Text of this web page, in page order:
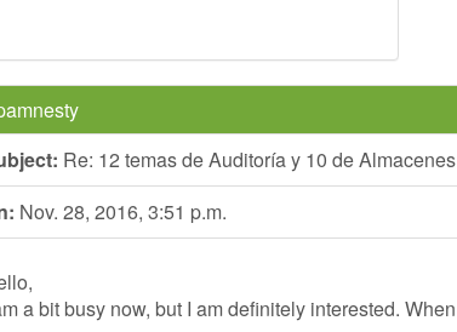
Re: 12 temas de Auditoría y 10 de Almacenes
Nov. 28, 2016, 3:51 p.m.
a bit busy now, but I am definitely interested.